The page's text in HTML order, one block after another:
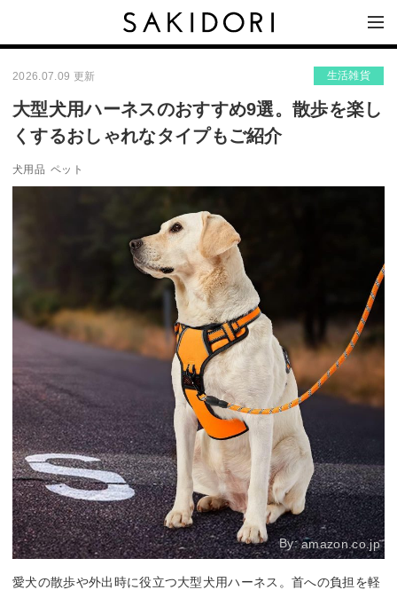
2026.07.09 更新 生活雑貨
大型犬用ハーネスのおすすめ9選。散歩を楽し
くするおしゃれなタイプもご紹介
犬用品 ペット
By:amazon.co.jp
愛犬の散歩や外出時に役立つ大型犬用ハーネス。首への負担を軽